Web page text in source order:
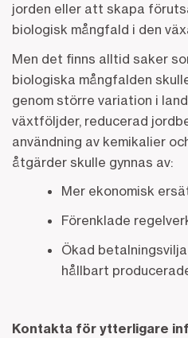
jorden eller att skapa
biologisk mångfald i den
Men det finns alltid saker
biologiska mångfalden
genom större variation i
växtföljder, reducerad
användning av kemikalier
åtgärder skulle gynnas av:
Mer ekonomisk
Förenklade
Ökad
hållbart
Kontakta för ytterligare